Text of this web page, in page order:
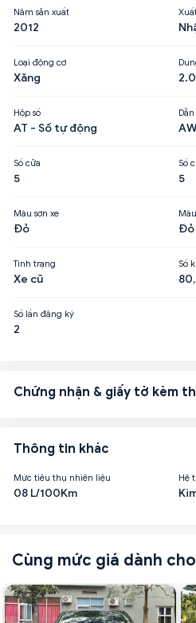
Năm sản xuất
2012
Loại động cơ
Xăng
Hộp số
AT - Số tự động
Số cửa
5
Số
5
Màu sơn xe
Đỏ
Tình trạng
Xe cũ
Số
Số lần đăng ký
2
Chứng nhận & giấy tờ kèm
Thông tin khác
Mức tiêu thụ nhiên liệu
08 L/100Km
Hệ
Cùng mức giá dành